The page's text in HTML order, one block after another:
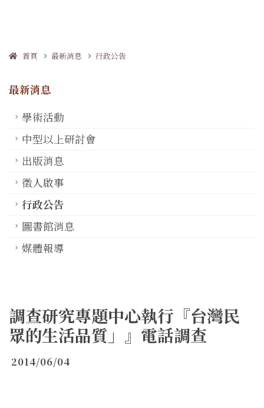
首頁 最新消息 行政公告
最新消息
學術活動
中型以上研討會
出版消息
徵人啟事
行政公告
圖書館消息
媒體報導
調查研究專題中心執行『台灣民
眾的生活品質」』電話調查
2014/06/04